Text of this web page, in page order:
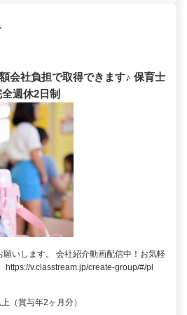
会社負担で取得できます♪ 保育士
週休2日制
願いします。 会社紹介動画配信中！お気軽
https://v.classtream.jp/create-group/#/pl
（賞与年2ヶ月分）